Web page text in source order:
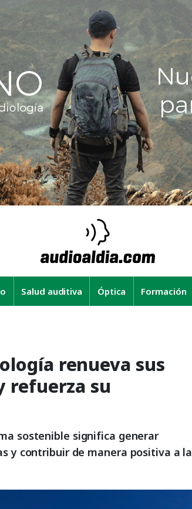
Salud auditiva Óptica Formación
renueva sus
refuerza su
sostenible significa generar
y contribuir de manera positiva a la